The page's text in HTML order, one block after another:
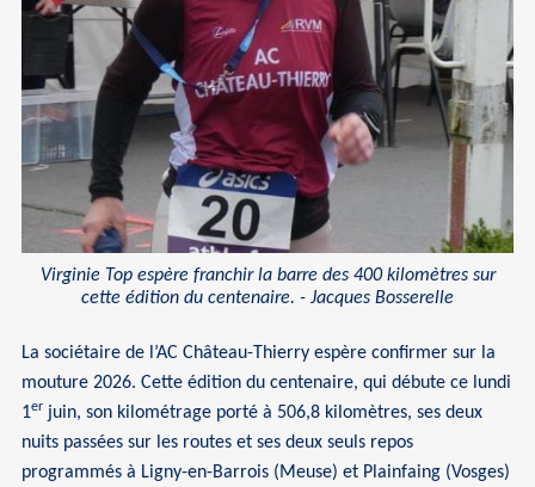
Virginie Top espère franchir la barre des 400 kilomètres sur
cette édition du centenaire. - Jacques Bosserelle
La sociétaire de l’AC Château-Thierry espère confirmer sur la
mouture 2026. Cette édition du centenaire, qui débute ce lundi
1er juin, son kilométrage porté à 506,8 kilomètres, ses deux
nuits passées sur les routes et ses deux seuls repos
programmés à Ligny-en-Barrois (Meuse) et Plainfaing (Vosges)